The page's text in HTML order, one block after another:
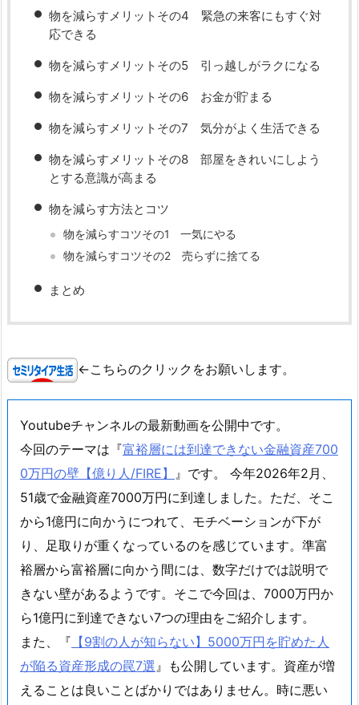
物を減らすメリットその4 緊急の来客にもすぐ対
応できる
物を減らすメリットその5 引っ越しがラクになる
物を減らすメリットその6 お金が貯まる
物を減らすメリットその7 気分がよく生活できる
物を減らすメリットその8 部屋をきれいにしよう
とする意識が高まる
物を減らす方法とコツ
物を減らすコツその1 一気にやる
物を減らすコツその2 売らずに捨てる
まとめ
←こちらのクリックをお願いします。
Youtubeチャンネルの最新動画を公開中です。
今回のテーマは『富裕層には到達できない金融資産700
0万円の壁【億り人/FIRE】 』です。 今年2026年2月、
51歳で金融資産7000万円に到達しました。ただ、そこ
から1億円に向かうにつれて、モチベーションが下が
り、足取りが重くなっているのを感じています。準富
裕層から富裕層に向かう間には、数字だけでは説明で
きない壁があるようです。そこで今回は、7000万円か
ら1億円に到達できない7つの理由をご紹介します。
また、『 【9割の人が知らない】5000万円を貯めた人
が陥る資産形成の罠7選』も公開しています。資産が増
えることは良いことばかりではありません。時に悪い